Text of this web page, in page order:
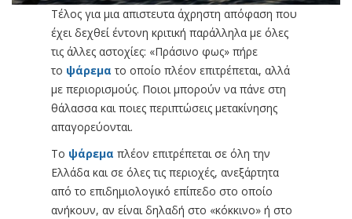
Τέλος για μια απιστευτα άχρηστη απόφαση που
έχει δεχθεί έντονη κριτική παράλληλα με όλες
τις άλλες αστοχίες: «Πράσινο φως» πήρε
το ψάρεμα το οποίο πλέον επιτρέπεται, αλλά
με περιορισμούς. Ποιοι μπορούν να πάνε στη
θάλασσα και ποιες περιπτώσεις μετακίνησης
απαγορεύονται.
Το ψάρεμα πλέον επιτρέπεται σε όλη την
Ελλάδα και σε όλες τις περιοχές, ανεξάρτητα
από το επιδημιολογικό επίπεδο στο οποίο
ανήκουν, αν είναι δηλαδή στο «κόκκινο» ή στο